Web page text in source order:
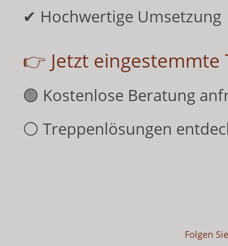
✔ Hochwertige Umsetzung
👉 Jetzt
🟢 Kostenlose Beratung
⚪ Treppenlösungen
Folgen